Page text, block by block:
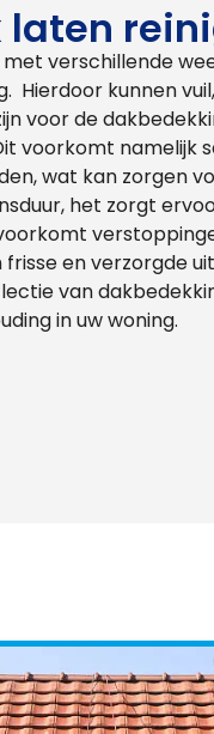
verschillende
Hierdoor kunnen
voor de
voorkomt namelijk
wat kan zorgen
het zorgt
en verzorgde
van
in uw woning.